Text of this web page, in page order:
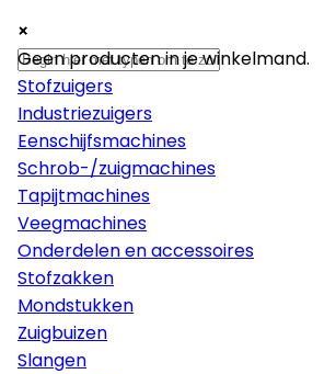
×
Machines
Stofzuigers
Industriezuigers
Eenschijfsmachines
Schrob-/zuigmachines
Tapijtmachines
Veegmachines
Onderdelen en accessoires
Stofzakken
Mondstukken
Zuigbuizen
Slangen
×
×
Geen producten in je winkelmand.